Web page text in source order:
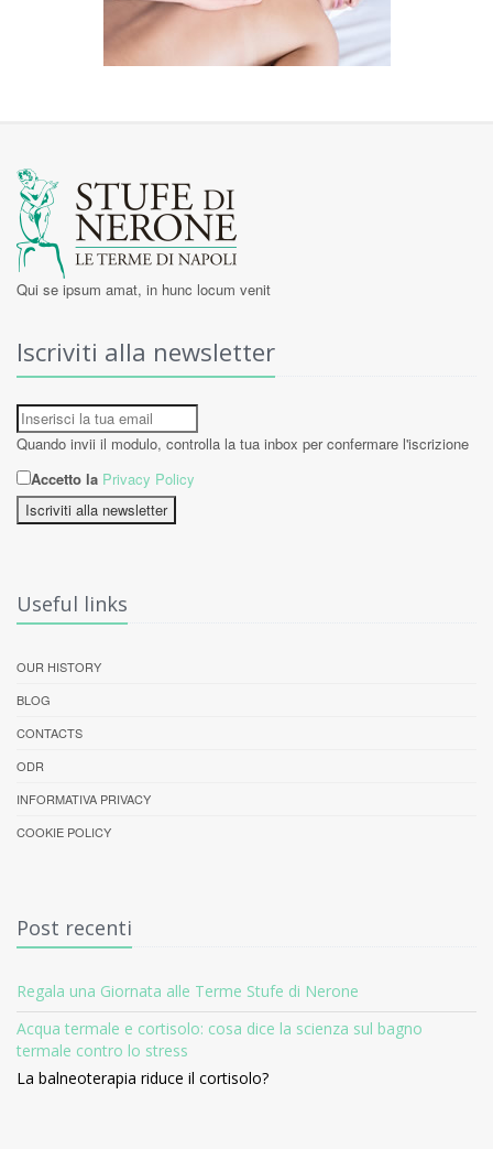
Qui se ipsum amat, in hunc locum venit
Iscriviti alla newsletter
Quando invii il modulo, controlla la tua inbox per confermare l'iscrizione
Accetto la Privacy Policy
Iscriviti alla newsletter
Useful links
OUR HISTORY
BLOG
CONTACTS
ODR
INFORMATIVA PRIVACY
COOKIE POLICY
Post recenti
Regala una Giornata alle Terme Stufe di Nerone
Acqua termale e cortisolo: cosa dice la scienza sul bagno
termale contro lo stress
La balneoterapia riduce il cortisolo?